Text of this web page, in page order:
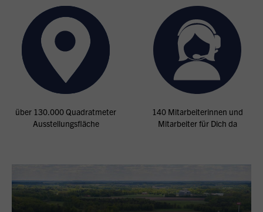
über 130.000 Quadratmeter
Ausstellungsfläche
140 Mitarbeiterinnen und
Mitarbeiter für Dich da